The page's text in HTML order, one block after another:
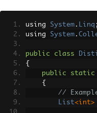
using System . Linq ;
using System .
public class
{
public
static
{
//
List<int>